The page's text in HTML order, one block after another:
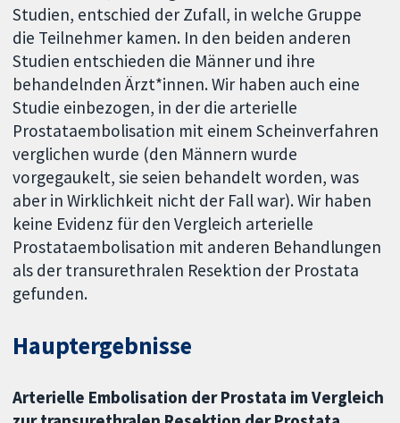
Studien, entschied der Zufall, in welche Gruppe
die Teilnehmer kamen. In den beiden anderen
Studien entschieden die Männer und ihre
behandelnden Ärzt*innen. Wir haben auch eine
Studie einbezogen, in der die arterielle
Prostataembolisation mit einem Scheinverfahren
verglichen wurde (den Männern wurde
vorgegaukelt, sie seien behandelt worden, was
aber in Wirklichkeit nicht der Fall war). Wir haben
keine Evidenz für den Vergleich arterielle
Prostataembolisation mit anderen Behandlungen
als der transurethralen Resektion der Prostata
gefunden.
Hauptergebnisse
Arterielle Embolisation der Prostata im Vergleich